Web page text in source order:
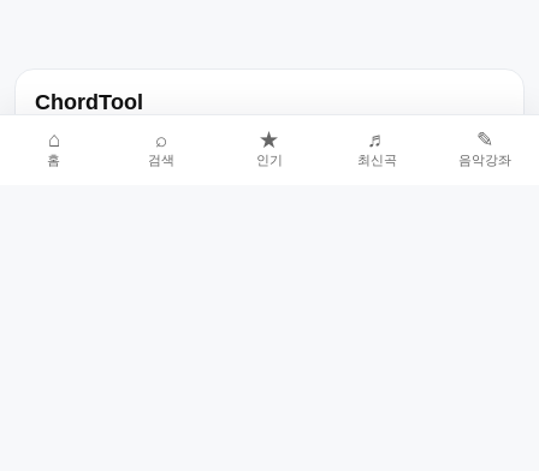
ChordTool
노래 가사, 곡 정보, 코드, 악보를 한곳에서 찾을 수 있는 음악 정보
서비스입니다.
⌂
홈
⌕
검색
★
인기
♬
최신곡
✎
음악강좌